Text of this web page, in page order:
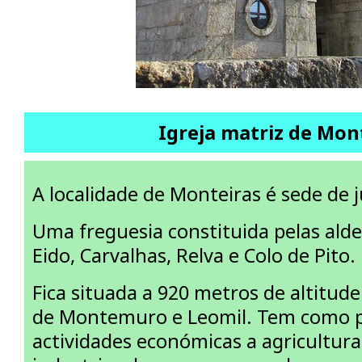
Igreja matriz de
A localidade de Monteiras é sede
Uma freguesia constituida pelas
Eido, Carvalhas, Relva e Colo de Pito.
Fica situada a 920 metros de
de Montemuro e Leomil. Tem como
actividades económicas a